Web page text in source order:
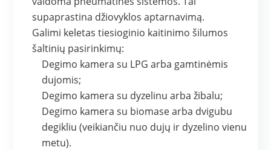
supaprastina džiovyklos aptarnavimą.
Galimi keletas tiesioginio kaitinimo šilumos
šaltinių pasirinkimų:
Degimo kamera su LPG arba gamtinėmis
dujomis;
Degimo kamera su dyzelinu arba žibalu;
Degimo kamera su biomase arba dvigubu
degikliu (veikiančiu nuo dujų ir dyzelino vienu
metu).